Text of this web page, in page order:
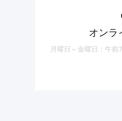
オンラ
月曜日～金曜日：午前